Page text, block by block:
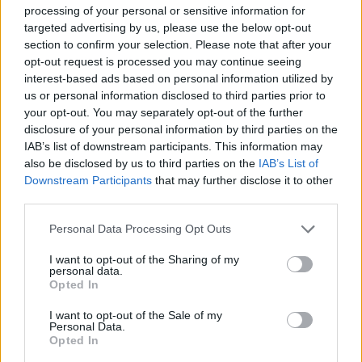
processing of your personal or sensitive information for
targeted advertising by us, please use the below opt-out
section to confirm your selection. Please note that after your
opt-out request is processed you may continue seeing
interest-based ads based on personal information utilized by
us or personal information disclosed to third parties prior to
your opt-out. You may separately opt-out of the further
disclosure of your personal information by third parties on the
IAB’s list of downstream participants. This information may
also be disclosed by us to third parties on the IAB’s List of
Downstream Participants that may further disclose it to other
Personal Data Processing Opt Outs
I want to opt-out of the Sharing of my
personal data.
Opted In
I want to opt-out of the Sale of my
Personal Data.
Opted In
Miroslav Zetka: Odpady je nutné vykupovat
13.9.2001
Na dobu, kdy jsme doma vymývali baterie prázdných skleněných
lahví, si vzhledem ke svému věku (22 let) pamatuji jen matně, ale
pamatuji. Nepamatuji si však, že by pro nás (myšleno rámec vlastní
rodiny) bylo to, co děláme, nějakou přítěží, ba naopak, i dokonce
při procházkách přírodou, kdykoliv se nějaká ta skleněná lahev
našla, poctivě se sebrala a hnedle putovala do výkupny. Dnešní
přístup nás obyvatel je zkažen konzumem a pohodlností, svět nám
je neustále ukazován v nejrůžovějších barvách, to špatné je
překrýváno nátěrem neprůhlednosti a neprostupnosti. Naše Země
pro nás není Matkou, ale pouze jakýmsi supermarketem, kterým
procházíme a za zdánlivě minimální ceny odnášíme věci, které se
Není mnoho těch, co si uvědomují skutečnou cenu masa, které
způsobeno, než si svůj oblíbený hovězí gulášek dáme. Opět je to o
našem přístupu, kdy neradi přemýšlíme nad důsledky našeho
konání, našeho žití.
B. E.: Stavba Tesca na Skalce se nám nelíbí